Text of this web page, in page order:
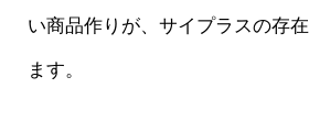
い商品作りが、サイプラスの存
ます。